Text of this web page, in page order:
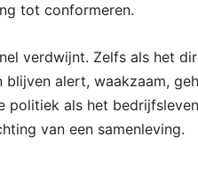
tot conformeren.
verdwijnt. Zelfs als het
alert, waakzaam,
als het
van een samenleving.